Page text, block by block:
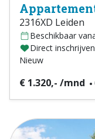
2316XD Leiden
Beschikbaar
Direct
Nieuw
€ 1.320,- /mnd